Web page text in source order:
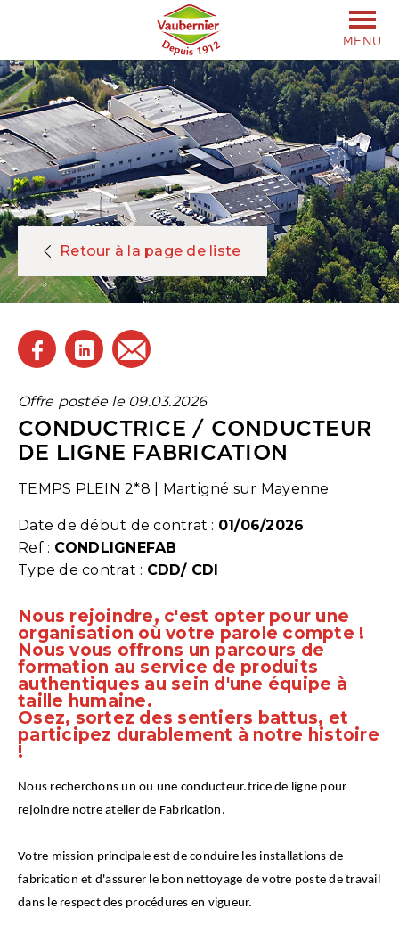
MENU
Retour à la page de liste
Offre postée le 09.03.2026
CONDUCTRICE / CONDUCTEUR
DE LIGNE FABRICATION
TEMPS PLEIN 2*8 Martigné sur Mayenne
Date de début de contrat : 01/06/2026
Ref : CONDLIGNEFAB
Type de contrat : CDD/ CDI
Nous rejoindre, c'est opter pour une
organisation où votre parole compte !
Nous vous offrons un parcours de
formation au service de produits
authentiques au sein d'une équipe à
taille humaine.
Osez, sortez des sentiers battus, et
participez durablement à notre histoire
!
Nous recherchons un ou une conducteur.trice de ligne pour
rejoindre notre atelier de Fabrication.
Votre mission principale est de conduire les installations de
fabrication et d'assurer le bon nettoyage de votre poste de travail
dans le respect des procédures en vigueur.